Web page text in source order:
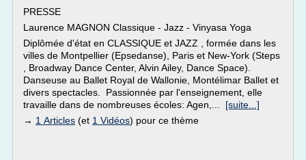
PRESSE
Laurence MAGNON Classique - Jazz - Vinyasa Yoga
Diplômée d'état en CLASSIQUE et JAZZ , formée dans les
villes de Montpellier (Epsedanse), Paris et New-York (Steps
, Broadway Dance Center, Alvin Ailey, Dance Space).
Danseuse au Ballet Royal de Wallonie, Montélimar Ballet et
divers spectacles. Passionnée par l'enseignement, elle
travaille dans de nombreuses écoles: Agen,... [suite...]
→ 1 Articles (et 1 Vidéos) pour ce thème